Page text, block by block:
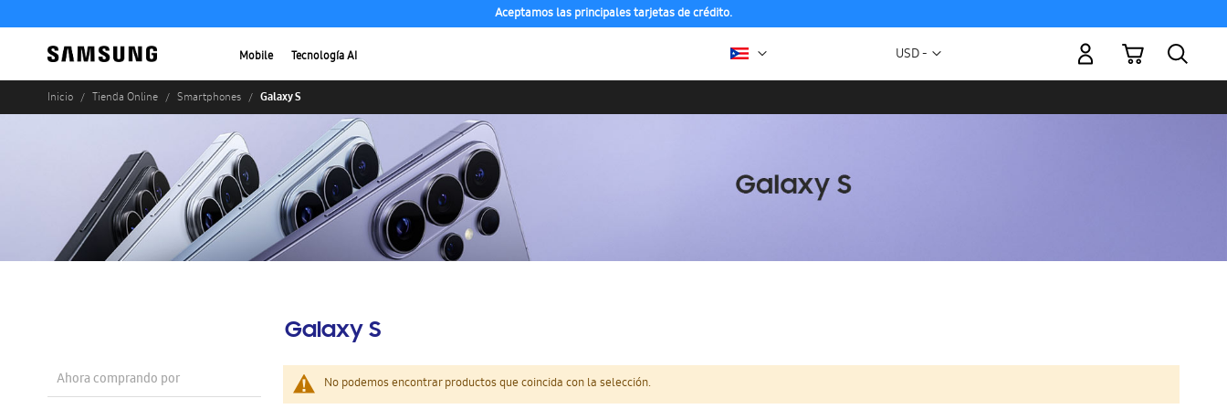
Aceptamos las principales tarjetas de crédito.
Mobile Tecnología AI Moneda
USD -
Mi carrito
Inicio Tienda Online Smartphones Galaxy S
Galaxy S
No podemos encontrar productos que coincida con la selección.
Ahora comprando por